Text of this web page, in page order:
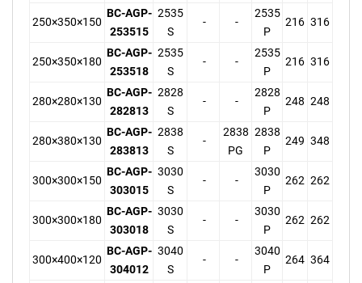
250×350×150
BC-AGP-
253515
2535
S
- -
2535
P
216 316
250×350×180
BC-AGP-
253518
2535
S
- -
2535
P
216 316
280×280×130
BC-AGP-
282813
2828
S
- -
2828
P
248 248
280×380×130
BC-AGP-
283813
2838
S
-
2838
PG
2838
P
249 348
300×300×150
BC-AGP-
303015
3030
S
- -
3030
P
262 262
300×300×180
BC-AGP-
303018
3030
S
- -
3030
P
262 262
300×400×120
BC-AGP-
304012
3040
S
- -
3040
P
264 364